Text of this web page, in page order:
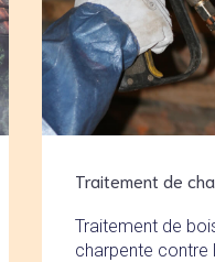
Traitement de
Traitement de
charpente contre